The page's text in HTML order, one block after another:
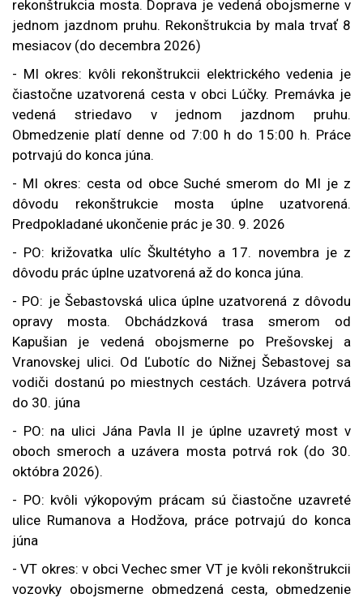
rekonštrukcia mosta. Doprava je vedená obojsmerne v
jednom jazdnom pruhu. Rekonštrukcia by mala trvať 8
mesiacov (do decembra 2026)
- MI okres: kvôli rekonštrukcii elektrického vedenia je
čiastočne uzatvorená cesta v obci Lúčky. Premávka je
vedená striedavo v jednom jazdnom pruhu.
Obmedzenie platí denne od 7:00 h do 15:00 h. Práce
potrvajú do konca júna.
- MI okres: cesta od obce Suché smerom do MI je z
dôvodu rekonštrukcie mosta úplne uzatvorená.
Predpokladané ukončenie prác je 30. 9. 2026
- PO: križovatka ulíc Škultétyho a 17. novembra je z
dôvodu prác úplne uzatvorená až do konca júna.
- PO: je Šebastovská ulica úplne uzatvorená z dôvodu
opravy mosta. Obchádzková trasa smerom od
Kapušian je vedená obojsmerne po Prešovskej a
Vranovskej ulici. Od Ľubotíc do Nižnej Šebastovej sa
vodiči dostanú po miestnych cestách. Uzávera potrvá
do 30. júna
- PO: na ulici Jána Pavla II je úplne uzavretý most v
oboch smeroch a uzávera mosta potrvá rok (do 30.
októbra 2026).
- PO: kvôli výkopovým prácam sú čiastočne uzavreté
ulice Rumanova a Hodžova, práce potrvajú do konca
júna
- VT okres: v obci Vechec smer VT je kvôli rekonštrukcii
vozovky obojsmerne obmedzená cesta, obmedzenie